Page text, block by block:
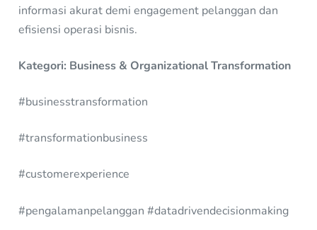
informasi akurat demi engagement pelanggan dan
efisiensi operasi bisnis.
Kategori: Business & Organizational Transformation
#businesstransformation
#transformationbusiness
#customerexperience
#pengalamanpelanggan #datadrivendecisionmaking